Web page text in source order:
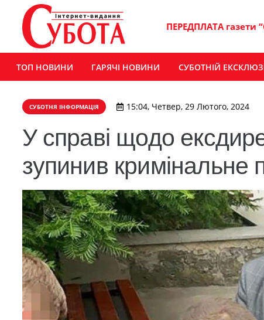
ПЕРЕДПЛАТА газети
ТОП НОВИНИ ГАРЯЧІ НОВИНИ СУБОТНІЙ
СУБОТНЯ ІНФОРМАЦІЯ 15:04, Четвер, 29 Лютого, 2024
У справі щодо
зупинив кримінальне